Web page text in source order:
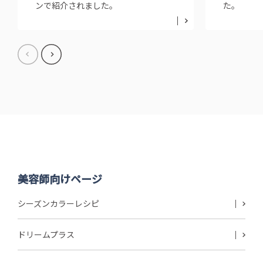
ンで紹介されました。
た。
美容師向けページ
シーズンカラーレシピ
ドリームプラス